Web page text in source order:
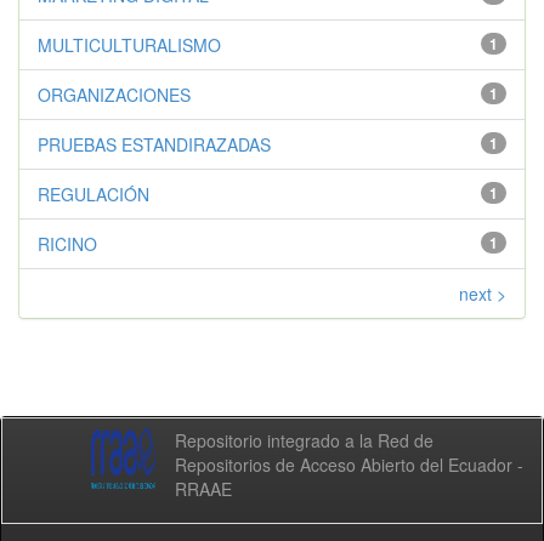
1
MULTICULTURALISMO
1
ORGANIZACIONES
1
PRUEBAS ESTANDIRAZADAS
1
REGULACIÓN
1
RICINO
next >
Repositorio integrado a la Red de
Repositorios de Acceso Abierto del Ecuador -
RRAAE